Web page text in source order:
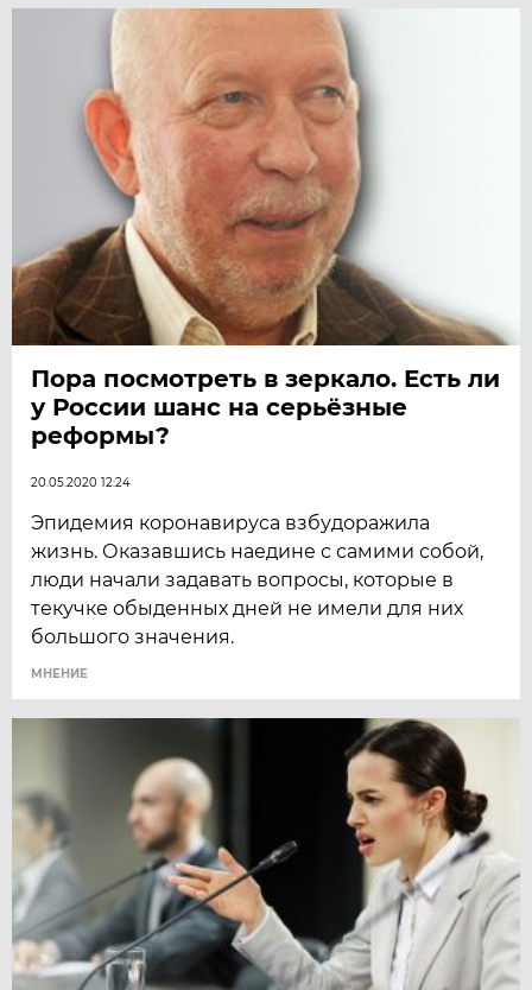
Пора посмотреть в зеркало. Есть ли
у России шанс на серьёзные
реформы?
20.05.2020 12:24
Эпидемия коронавируса взбудоражила
жизнь. Оказавшись наедине с самими собой,
люди начали задавать вопросы, которые в
текучке обыденных дней не имели для них
большого значения.
МНЕНИЕ